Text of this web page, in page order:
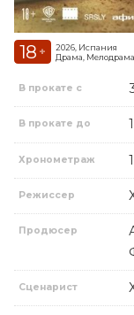
18 +
2026, Испания
Драма, Мелодрама
В прокате с
В прокате до
Хронометраж
Режиссер
Продюсер
Сценарист